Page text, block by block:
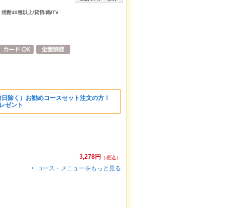
酎40種以上/貸切/鍋/TV
除く）お勧めコースセット注文の方！
ゼント
3,278円
（税込）
コース・メニューをもっと見る